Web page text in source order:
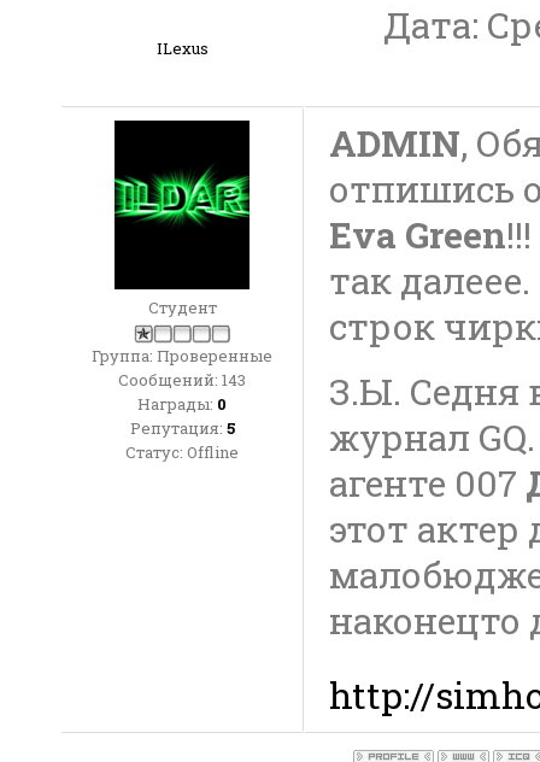
ILexus Дата:
Студент
Группа: Проверенные
Сообщений: 143
Награды: 0
Репутация: 5
Статус: Offline
ADMIN,
отпишись
Eva Green
так
строк
З.Ы. Седня
журнал
агенте 007
этот актер
наконецто
http://